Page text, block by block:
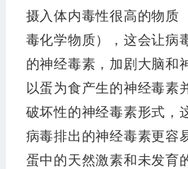
摄入体内毒性很高的物质
毒化学物质），这会让病
的神经毒素，加剧大脑和
以蛋为食产生的神经毒素
破坏性的神经毒素形式，
病毒排出的神经毒素更容
蛋中的天然激素和未发育